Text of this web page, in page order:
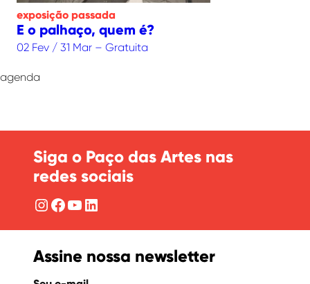
exposição passada
E o palhaço, quem é?
02 Fev / 31 Mar – Gratuita
agenda
Siga o Paço das Artes nas
redes sociais
Instagram
Facebook
YouTube
LinkedIn
Assine nossa newsletter